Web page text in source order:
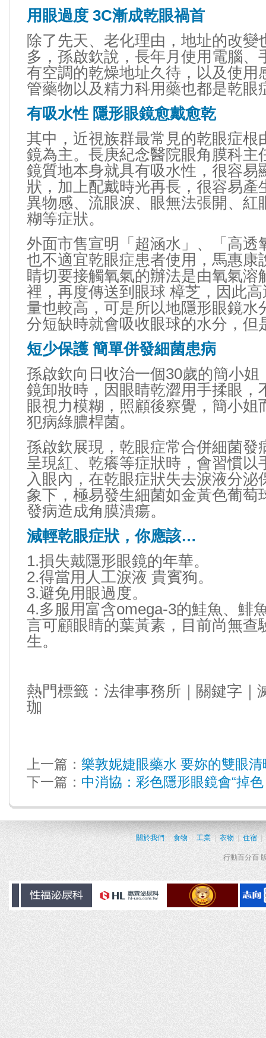
用眼過度 3C漸成乾眼禍首
除了先天、老化理由，地址的改變
多，孫啟欽說，長年月使用電腦、
有空調的乾燥地址久待，以及使用
管藥物以及精力科用藥也都是乾眼
有吸水性 隱形眼鏡愈戴愈乾
其中，近視族群最常見的乾眼症根
鏡為主。長庚紀念醫院眼角膜科主
鏡質地本身就具有吸水性，很容易
狀，加上配戴時光再長，很容易產
異物感、流眼淚、眼無法張開、紅
糊等症狀。
外面市售宣明「超涵水」、「高透
也不適宜乾眼症患者使用，馬惠康
睛切要接觸氧氣的辦法是由氧氣溶
裡，再度傳送到眼球 樟芝 ，因此
量也較高，可是所以地隱形眼鏡水
分短缺時就會吸收眼球的水分，但
短少保護 簡單併發細菌患病
孫啟欽向日收治一個30歲的簡小
鏡卸妝時，因眼睛乾澀用手揉眼，
眼視力模糊，照顧後察覺，簡小姐
犯病綠膿桿菌。
孫啟欽展現，乾眼症常合併細菌發
呈現紅、乾癢等症狀時，會習慣以
入眼內，在乾眼症狀失去淚液分
象下，極易發生細菌如金黃色葡萄
發病造成角膜潰瘍。
減輕乾眼症狀，你應該…
1.損失戴隱形眼鏡的年華。
2.得當用人工淚液 貴賓狗。
3.避免用眼過度。
4.多服用富含omega-3的鮭魚、鯡
言可顧眼睛的葉黃素，目前尚無查
生。
熱門標籤： 法律事務所 ｜ 關鍵字 ｜
珈
上一篇： 樂敦妮婕眼藥水 要妳的雙眼清
下一篇： 中消協：彩色隱形眼鏡會“掉色
關於我們 食物 工業 | 衣物 住宿 |
行動百分百